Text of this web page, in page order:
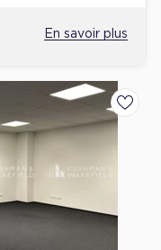
En savoir plus